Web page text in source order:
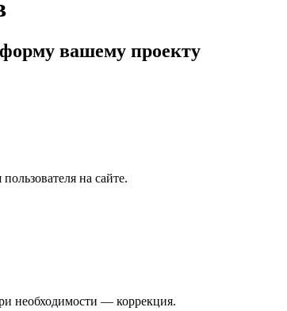
вашему проекту
на сайте.
необходимости — коррекция.